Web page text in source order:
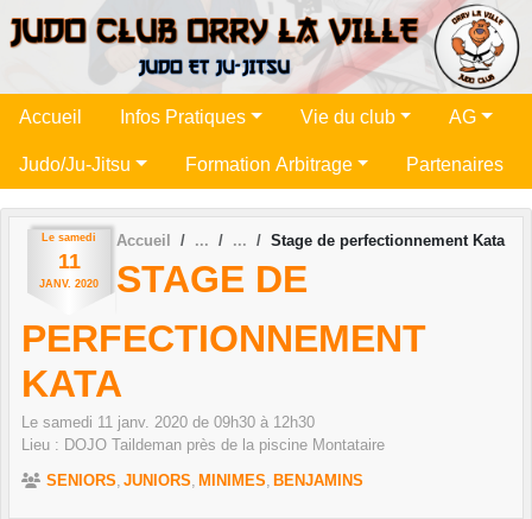
Accueil Infos Pratiques Vie du club AG
Judo/Ju-Jitsu Formation Arbitrage Partenaires
Le samedi
11
JANV. 2020
Accueil Stage de perfectionnement Kata
STAGE DE
PERFECTIONNEMENT
KATA
Le samedi 11 janv. 2020 de 09h30 à 12h30
Lieu : DOJO Taildeman près de la piscine Montataire
SENIORS JUNIORS MINIMES BENJAMINS
Panneau de gestion des cookies